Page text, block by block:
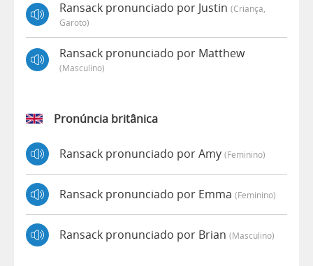
Ransack pronunciado por Justin (criança,
Garoto)
Ransack pronunciado por Matthew
(masculino)
Pronúncia britânica
Ransack pronunciado por Amy (feminino)
Ransack pronunciado por Emma (feminino)
Ransack pronunciado por Brian (masculino)